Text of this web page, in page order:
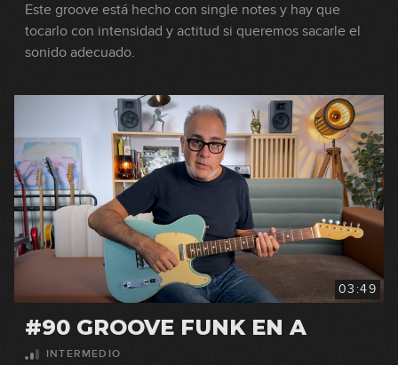
Este groove está hecho con single notes y hay que
tocarlo con intensidad y actitud si queremos sacarle el
sonido adecuado.
03:49
#90 GROOVE FUNK EN A
INTERMEDIO